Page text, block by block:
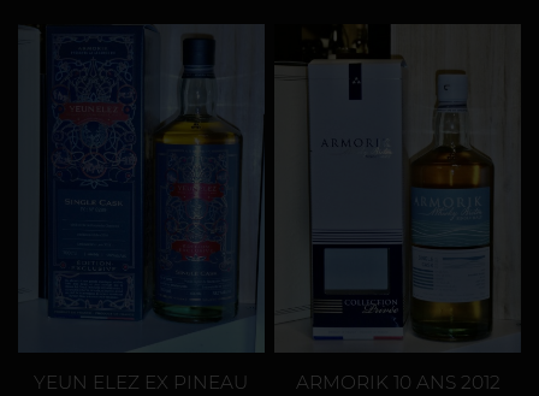
YEUN ELEZ EX PINEAU
ARMORIK 10 ANS 2012